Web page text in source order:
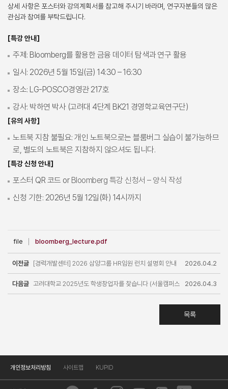
상세 사항은 포스터와 강의계획서를 참고해 주시기 바라며, 연구자분들의 많은
관심과 참여를 부탁드립니다.
[특강 안내]
주제: Bloomberg를 활용한 금융 데이터 탐색과 연구 활용
일시: 2026년 5월 15일(금) 14:30 – 16:30
장소: LG-POSCO경영관 217호
강사: 박하연 박사 (고려대 4단계 BK21 경영학교육연구단)
[유의 사항]
노트북 지참 불필요: 개인 노트북으로는 블룸버그 실습이 불가능하므
로, 별도의 노트북은 지참하지 않으셔도 됩니다.
[특강 신청 안내]
포스터 QR 코드 or Bloomberg 특강 신청서 – 양식 작성
신청 기한: 2026년 5월 12일(화) 14시까지
file bloomberg_lecture.pdf
이전글 [경력개발센터] 2026 삼양그룹 HR임원 런치 설명회 안내
(5/22 금) 마감
2026.04.2
0
다음글 고려대학교 2025년도 학생창업자를 찾습니다 (서울캠퍼스 2026.04.3
0
목록
개인정보처리방침 사이트맵 KUPID